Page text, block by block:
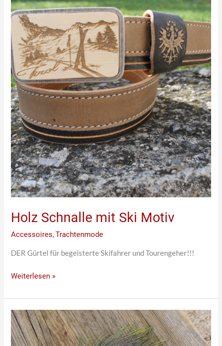
Holz Schnalle mit Ski Motiv
Accessoires,Trachtenmode
DER Gürtel für begeisterte Skifahrer und Tourengeher!!!
Holz
Schnalle
mit
Ski
Motiv
Weiterlesen »
Neue
Gürtel
für